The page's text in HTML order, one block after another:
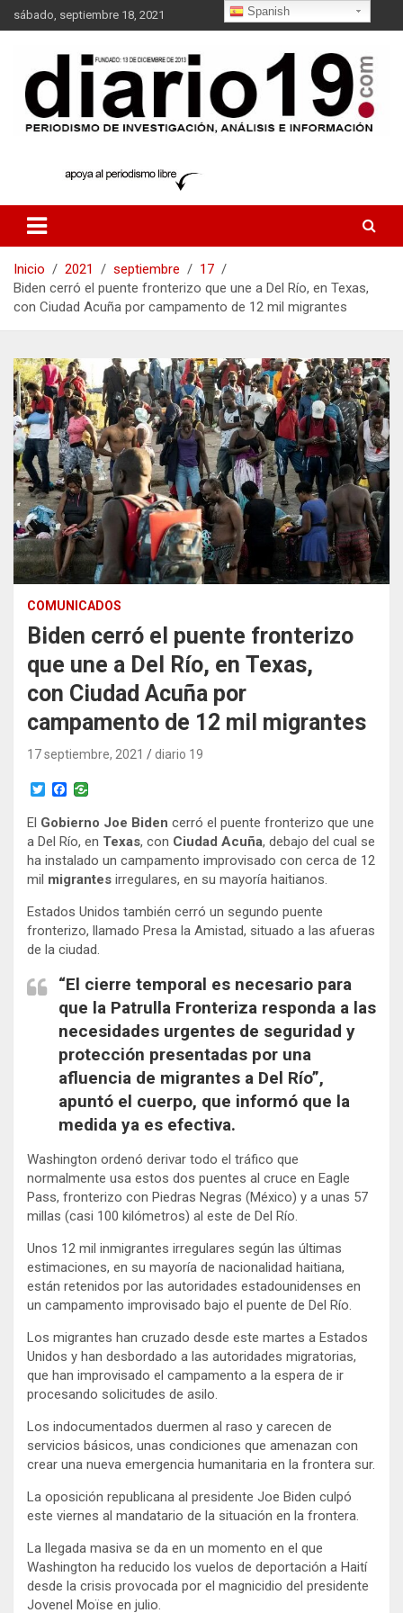
Saltar
al
sábado, septiembre 18, 2021
Inicio 2021 septiembre
17
Biden cerró el puente fronterizo que une a Del Río, en Texas,
con Ciudad Acuña por campamento de 12 mil migrantes
COMUNICADOS
Biden cerró el puente fronterizo
que une a Del Río, en Texas,
con Ciudad Acuña por
campamento de 12 mil migrantes
17 septiembre, 2021 diario 19
T
i
t
t
e
r
F
c
e
b
o
o
k
El Gobierno Joe Biden cerró el puente fronterizo que une
a Del Río, en Texas, con Ciudad Acuña, debajo del cual se
ha instalado un campamento improvisado con cerca de 12
mil migrantes irregulares, en su mayoría haitianos.
Estados Unidos también cerró un segundo puente
fronterizo, llamado Presa la Amistad, situado a las afueras
de la ciudad.
“El cierre temporal es necesario para
que la Patrulla Fronteriza responda a las
necesidades urgentes de seguridad y
protección presentadas por una
afluencia de migrantes a Del Río”,
apuntó el cuerpo, que informó que la
medida ya es efectiva.
Washington ordenó derivar todo el tráfico que
normalmente usa estos dos puentes al cruce en Eagle
Pass, fronterizo con Piedras Negras (México) y a unas 57
millas (casi 100 kilómetros) al este de Del Río.
Unos 12 mil inmigrantes irregulares según las últimas
estimaciones, en su mayoría de nacionalidad haitiana,
están retenidos por las autoridades estadounidenses en
un campamento improvisado bajo el puente de Del Río.
Los migrantes han cruzado desde este martes a Estados
Unidos y han desbordado a las autoridades migratorias,
que han improvisado el campamento a la espera de ir
procesando solicitudes de asilo.
Los indocumentados duermen al raso y carecen de
servicios básicos, unas condiciones que amenazan con
crear una nueva emergencia humanitaria en la frontera sur.
La oposición republicana al presidente Joe Biden culpó
este viernes al mandatario de la situación en la frontera.
La llegada masiva se da en un momento en el que
Washington ha reducido los vuelos de deportación a Haití
desde la crisis provocada por el magnicidio del presidente
Jovenel Moïse en julio.
Spanish